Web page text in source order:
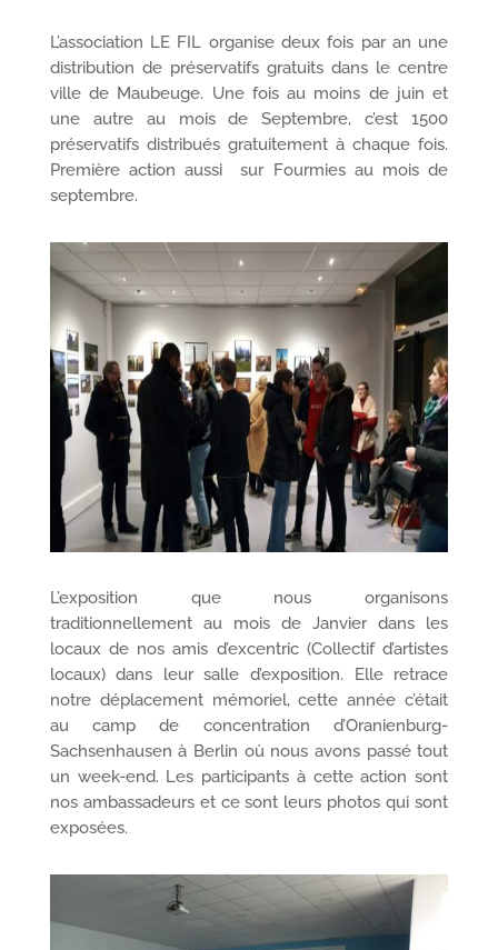
L’association LE FIL organise deux fois par an une
distribution de préservatifs gratuits dans le centre
ville de Maubeuge. Une fois au moins de juin et
une autre au mois de Septembre, c’est 1500
préservatifs distribués gratuitement à chaque fois.
Première action aussi sur Fourmies au mois de
septembre.
L’exposition que nous organisons
traditionnellement au mois de Janvier dans les
locaux de nos amis d’excentric (Collectif d’artistes
locaux) dans leur salle d’exposition. Elle retrace
notre déplacement mémoriel, cette année c’était
au camp de concentration d’Oranienburg-
Sachsenhausen à Berlin où nous avons passé tout
un week-end. Les participants à cette action sont
nos ambassadeurs et ce sont leurs photos qui sont
exposées.